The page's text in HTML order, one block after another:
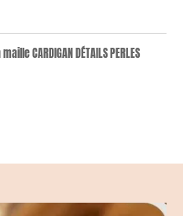
CARDIGAN DÉTAILS PERLES